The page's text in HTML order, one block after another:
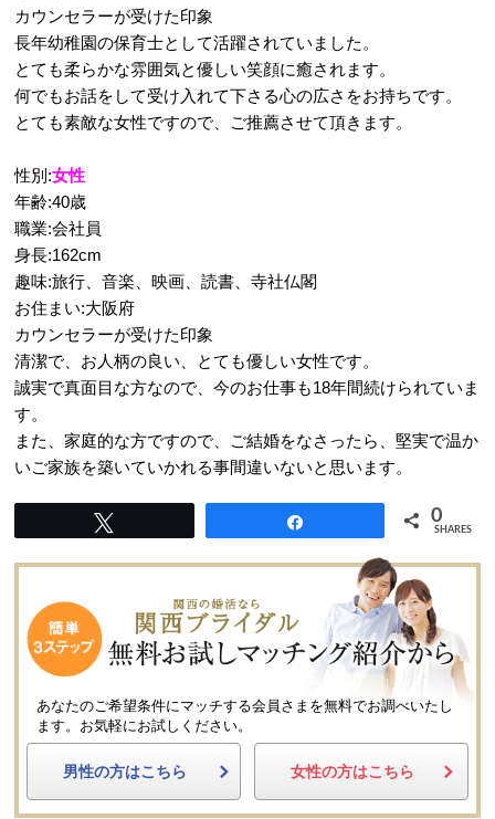
カウンセラーが受けた印象
長年幼稚園の保育士として活躍されていました。
とても柔らかな雰囲気と優しい笑顔に癒されます。
何でもお話をして受け入れて下さる心の広さをお持ちです。
とても素敵な女性ですので、ご推薦させて頂きます。
性別:女性
年齢:40歳
職業:会社員
身長:162cm
趣味:旅行、音楽、映画、読書、寺社仏閣
お住まい:大阪府
カウンセラーが受けた印象
清潔で、お人柄の良い、とても優しい女性です。
誠実で真面目な方なので、今のお仕事も18年間続けられていま
す。
また、家庭的な方ですので、ご結婚をなさったら、堅実で温か
いご家族を築いていかれる事間違いないと思います。
0
SHARES
あなたのご希望条件にマッチする会員さまを無料でお調べいたし
ます。
お気軽にお試しください。
男性の方はこちら 女性の方はこちら